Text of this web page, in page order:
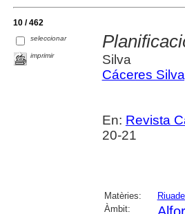
10 / 462
seleccionar
imprimir
Silva
Cáceres
En: Revista
20-21
Matèries:
Àmbit: